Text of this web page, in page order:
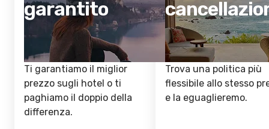
garantito
Ti garantiamo il miglior
prezzo sugli hotel o ti
paghiamo il doppio della
differenza.
Trova una politica più
flessibile allo stesso
e la eguaglieremo.